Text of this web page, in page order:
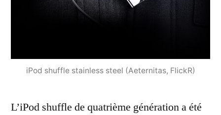
iPod shuffle stainless steel (Aeternitas, FlickR)
L’iPod shuffle de quatrième génération a été